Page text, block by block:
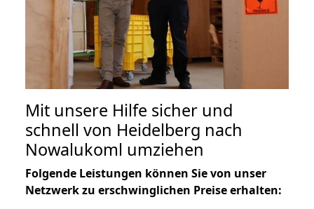
Mit unsere Hilfe sicher und
schnell von Heidelberg nach
Nowalukoml umziehen
Folgende Leistungen können Sie von unser
Netzwerk zu erschwinglichen Preise erhalten: